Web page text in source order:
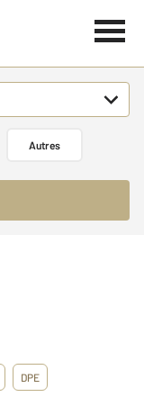
Autres
DPE